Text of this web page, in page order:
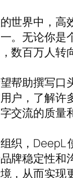
世界中，高
。无论你是
数百万人转
帮助撰写口
户，了解许
交流的质量
织，DeepL
牌稳定性和
，从而实现